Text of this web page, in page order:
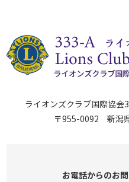
ライオンズクラブ国際協会
〒955-0092 新潟
お電話からのお